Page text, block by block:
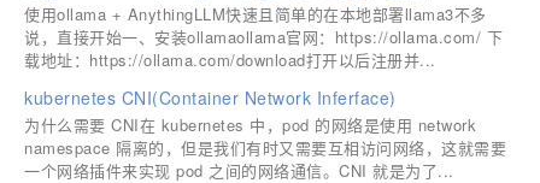
使用ollama + AnythingLLM快速且简单的在本地部署llama3不多
说，直接开始一、安装ollamaollama官网：https://ollama.com/ 下
载地址：https://ollama.com/download打开以后注册并...
kubernetes CNI(Container Network Inferface)
为什么需要 CNI在 kubernetes 中，pod 的网络是使用 network
namespace 隔离的，但是我们有时又需要互相访问网络，这就需要
一个网络插件来实现 pod 之间的网络通信。CNI 就是为了...